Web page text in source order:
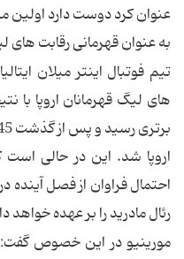
عنوان کرد دوست دارد اولین
به عنوان قهرمانی رقابت های
تیم فوتبال اینتر میلان
اروپا شد. این در حالی است
احتمال فراوان از فصل آینده
رئال مادرید را بر عهده
مورینیو در این خصوص گفت: